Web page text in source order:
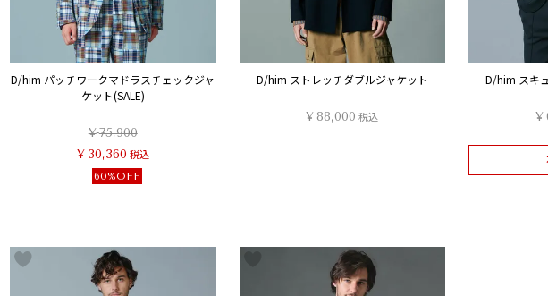
D/him パッチワークマドラスチェックジャ
ケット(SALE)
¥75,900
¥ 30,360 税込
60%OFF
D/him ストレッチダブルジャケット
¥88,000 税込
D/him スキ
¥